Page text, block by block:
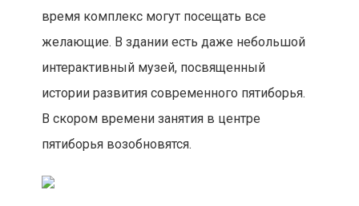
время комплекс могут посещать все
желающие. В здании есть даже небольшой
интерактивный музей, посвященный
истории развития современного пятиборья.
В скором времени занятия в центре
пятиборья возобновятся.